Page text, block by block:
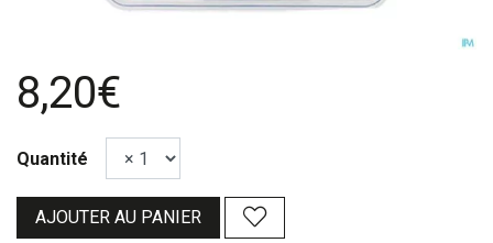
8,20€
Quantité
AJOUTER AU PANIER